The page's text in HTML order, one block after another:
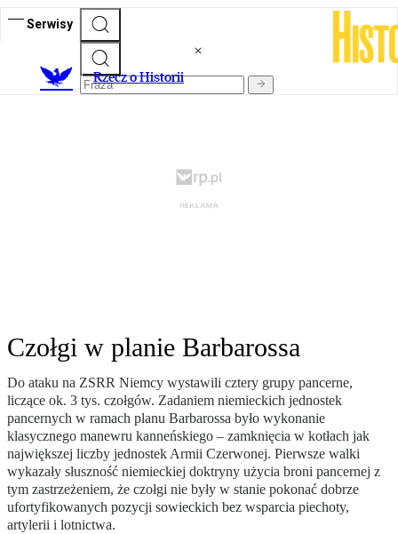
Serwisy
Rzecz o Historii
Czołgi w planie Barbarossa
Do ataku na ZSRR Niemcy wystawili cztery grupy pancerne,
liczące ok. 3 tys. czołgów. Zadaniem niemieckich jednostek
pancernych w ramach planu Barbarossa było wykonanie
klasycznego manewru kanneńskiego – zamknięcia w kotłach jak
największej liczby jednostek Armii Czerwonej. Pierwsze walki
wykazały słuszność niemieckiej doktryny użycia broni pancernej z
tym zastrzeżeniem, że czołgi nie były w stanie pokonać dobrze
ufortyfikowanych pozycji sowieckich bez wsparcia piechoty,
artylerii i lotnictwa.